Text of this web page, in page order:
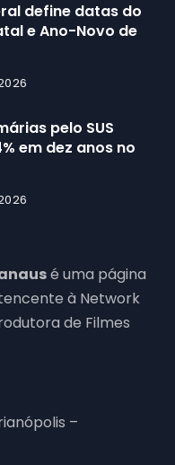
define datas do
e Ano-Novo de
pelo SUS
em dez anos no
é uma página
à Network
de Filmes
–